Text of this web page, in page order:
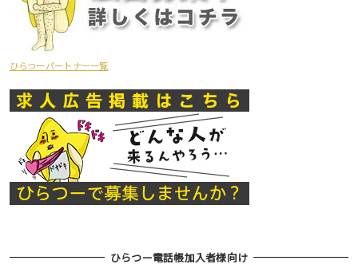
ひらつーパートナー一覧
ひらつー電話帳加入者様向け